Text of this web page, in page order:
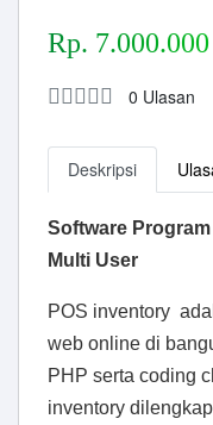
Rp. 7.000.000
0 Ulasan
Deskripsi
Software
Multi User
POS inventory
web online di
PHP serta coding
inventory